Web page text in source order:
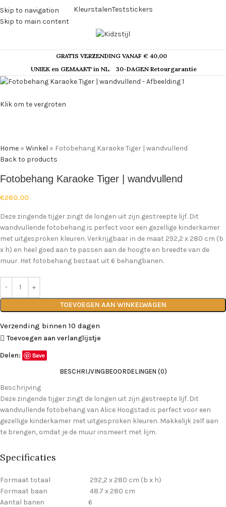
Skip to navigation
Skip to main content
KleurstalenTeststickers
GRATIS VERZENDING VANAF € 40,00
UNIEK en GEMAAKT in NL
30-DAGEN Retourgarantie
Klik om te vergroten
Home » Winkel » Fotobehang Karaoke Tiger | wandvullend
Back to products
Fotobehang Karaoke Tiger | wandvullend
€260.00
Deze zingende tijger zingt de longen uit zijn gestreepte lijf. Dit
wandvullende fotobehang is perfect voor een gezellige kinderkamer
met uitgesproken kleuren. Verkrijgbaar in de maat 292,2 x 280 cm (b
x h) en heel goed aan te passen aan de hoogte en breedte van de
muur. Het fotobehang bestaat uit 6 behangbanen.
TOEVOEGEN AAN WINKELWAGEN
Verzending binnen 10 dagen
Toevoegen aan verlanglijstje
Delen:
Save
BESCHRIJVINGBEOORDELINGEN (0)
Beschrijving
Deze zingende tijger zingt de longen uit zijn gestreepte lijf. Dit
wandvullende fotobehang van Alice Hoogstad is perfect voor een
gezellige kinderkamer met uitgesproken kleuren. Makkelijk zelf aan
te brengen, omdat je de muur insmeert met lijm.
Specificaties
Formaat totaal 292,2 x 280 cm (b x h)
Formaat baan 48.7 x 280 cm
Aantal banen 6